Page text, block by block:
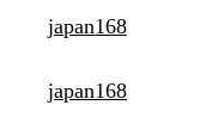
japan168
japan168